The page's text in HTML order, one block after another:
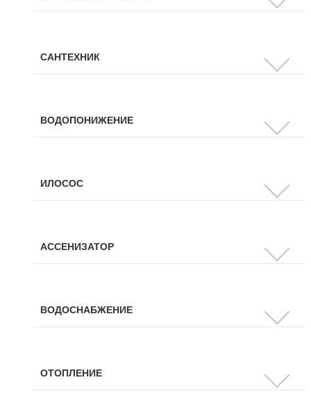
САНТЕХНИК
ВОДОПОНИЖЕНИЕ
ИЛОСОС
АССЕНИЗАТОР
ВОДОСНАБЖЕНИЕ
ОТОПЛЕНИЕ